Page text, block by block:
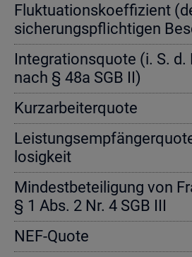
Fluk­tua­ti­ons­ko­ef­fi­zi­ent
si­che­rungs­pflich­ti­gen
In­te­gra­ti­ons­quo­te (i. S. d.
nach § 48a SGB II)
Kurz­ar­bei­ter­quo­te
lo­sig­keit
Min­dest­be­tei­li­gung von
§ 1 Abs. 2 Nr. 4 SGB III
NEF-Quote